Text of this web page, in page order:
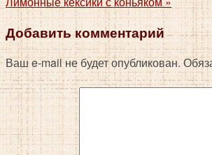
Добавить комментарий
Ваш e-mail не будет опубликован.